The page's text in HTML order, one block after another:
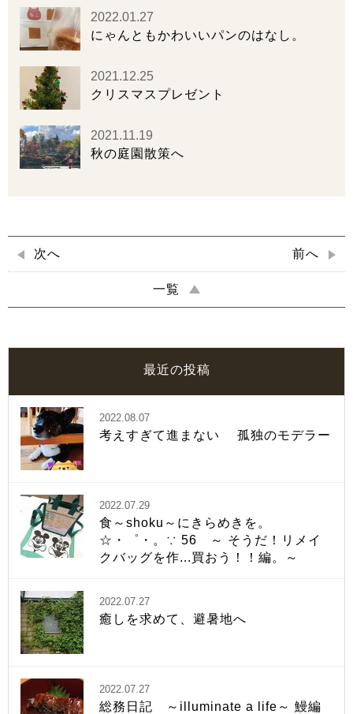
2022.01.27
にゃんともかわいいパンのはなし。
2021.12.25
クリスマスプレゼント
2021.11.19
秋の庭園散策へ
次へ 前へ
一覧
最近の投稿
2022.08.07
考えすぎて進まない 孤独のモデラー
2022.07.29
食～shoku～にきらめきを。
☆・゜・。∵ 56 ～ そうだ！リメイ
クバッグを作...買おう！！編。～
2022.07.27
癒しを求めて、避暑地へ
2022.07.27
総務日記 ～illuminate a life～ 鰻編